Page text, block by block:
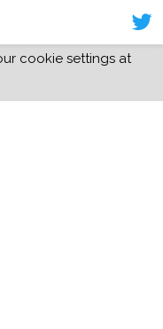
cookie settings at